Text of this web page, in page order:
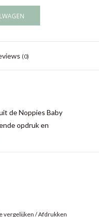
(0)
de Noppies Baby
opdruk en
vergelijken /Afdrukken